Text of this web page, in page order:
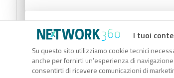
I tuoi
Su questo sito utilizziamo cookie tecnici
anche per fornirti un’esperienza di
consentirti di ricevere comunicazioni di
Codice Rss
Clicca sul pulsante per copiare il
RSS link